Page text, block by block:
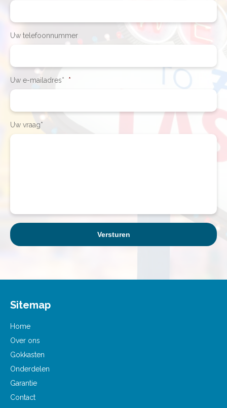
Uw telefoonnummer
Uw e-mailadres* *
Uw vraag*
Sitemap
Home
Over ons
Gokkasten
Onderdelen
Garantie
Contact